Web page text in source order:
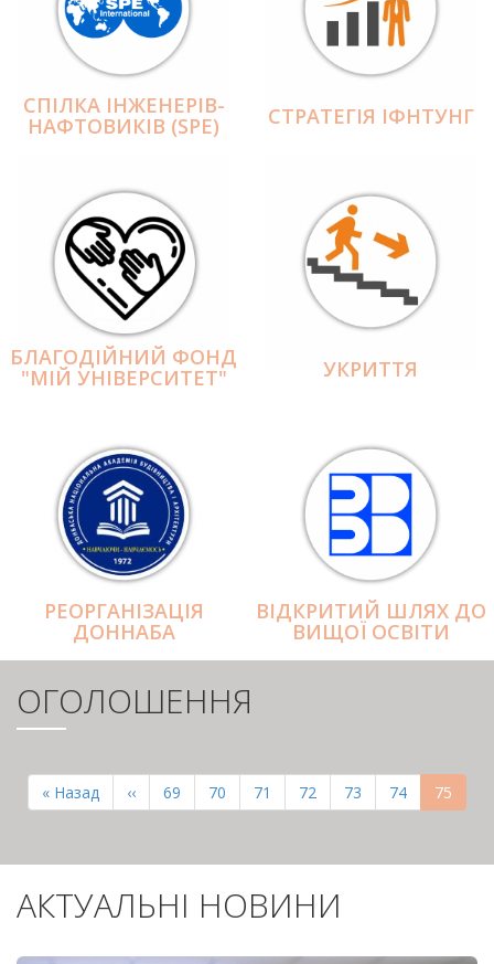
СПІЛКА ІНЖЕНЕРІВ-
НАФТОВИКІВ (SPE) СТРАТЕГІЯ ІФНТУНГ
БЛАГОДІЙНИЙ ФОНД
"МІЙ УНІВЕРСИТЕТ" УКРИТТЯ
РЕОРГАНІЗАЦІЯ
ДОННАБА
ВІДКРИТИЙ ШЛЯХ ДО
ВИЩОЇ ОСВІТИ
ОГОЛОШЕННЯ
СТОРІНКИ
Перша
сторінка
« Назад
Попередня
сторінка
‹‹ Page
69 Page
70 Page
71 Page
72 Page
73 Page
74 75
АКТУАЛЬНІ НОВИНИ